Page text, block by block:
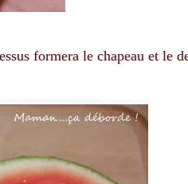
formera le chapeau et le